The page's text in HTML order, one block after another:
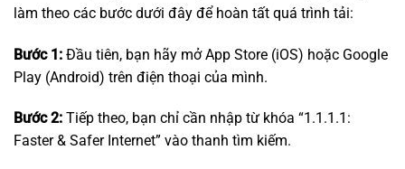
làm theo các bước dưới đây để hoàn tất quá trình tải:
Bước 1: Đầu tiên, bạn hãy mở App Store (iOS) hoặc Google
Play (Android) trên điện thoại của mình.
Bước 2: Tiếp theo, bạn chỉ cần nhập từ khóa “1.1.1.1:
Faster & Safer Internet” vào thanh tìm kiếm.